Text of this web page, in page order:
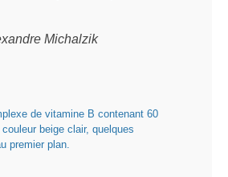
Michalzik